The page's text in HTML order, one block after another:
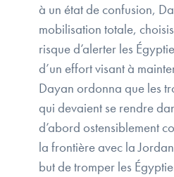
à un état de confusion,
mobilisation totale,
risque d’alerter les
d’un effort visant à
Dayan ordonna que les
qui devaient se rendre
d’abord ostensiblement
la frontière avec la
but de tromper les